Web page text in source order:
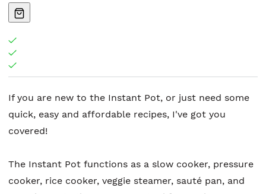
If you are new to the Instant Pot, or just need some
quick, easy and affordable recipes, I've got you
covered!
The Instant Pot functions as a slow cooker, pressure
cooker, rice cooker, veggie steamer, sauté pan, and